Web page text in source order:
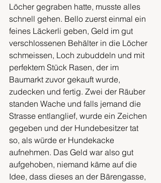
Löcher gegraben hatte, musste alles
schnell gehen. Bello zuerst einmal ein
feines Läckerli geben, Geld im gut
verschlossenen Behälter in die Löcher
schmeissen, Loch zubuddeln und mit
perfektem Stück Rasen, der im
Baumarkt zuvor gekauft wurde,
zudecken und fertig. Zwei der Räuber
standen Wache und falls jemand die
Strasse entlanglief, wurde ein Zeichen
gegeben und der Hundebesitzer tat
so, als würde er Hundekacke
aufnehmen. Das Geld war also gut
aufgehoben, niemand käme auf die
Idee, dass dieses an der Bärengasse,